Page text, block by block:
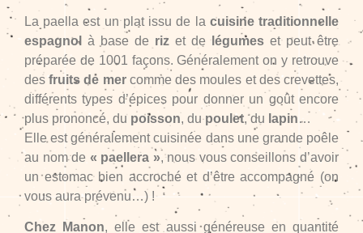
La paella est un plat issu de la cuisine traditionnelle
espagnol à base de riz et de légumes et peut être
préparée de 1001 façons. Généralement on y retrouve
desfruits de mercomme des moules et des crevettes,
différents types d’épices pour donner un goût encore
plus prononcé, du poisson, dupoulet, du lapin…
Elle est généralement cuisinée dans une grande poêle
au nom de « paellera », nous vous conseillons d’avoir
un estomac bien accroché et d’être accompagné (on
vous aura prévenu…) !
Chez Manon, elle est aussi généreuse en quantité